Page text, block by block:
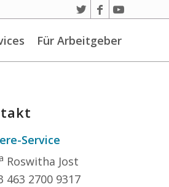
Für Arbeitgeber
Service
Roswitha Jost
463 2700 9317